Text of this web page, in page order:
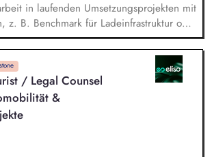
in laufenden Umsetzungsprojekten mit
z. B. Benchmark für Ladeinfrastruktur oder
Lkw Mobilitätsprodukten. Markt- und
Recherche und Auswertung von Trends,
und Hochlaufkurven als
für strategische Fragestellungen.
Unterstützung bei der
Geschäftsmodelle für nachhaltige
und Energiesektor.
/ Legal Counsel
&